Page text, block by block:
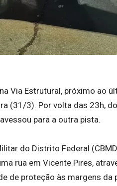
Via Estrutural, próximo ao
(31/3). Por volta das 23h,
para a outra pista.
do Distrito Federal
rua em Vicente Pires,
de proteção às margens